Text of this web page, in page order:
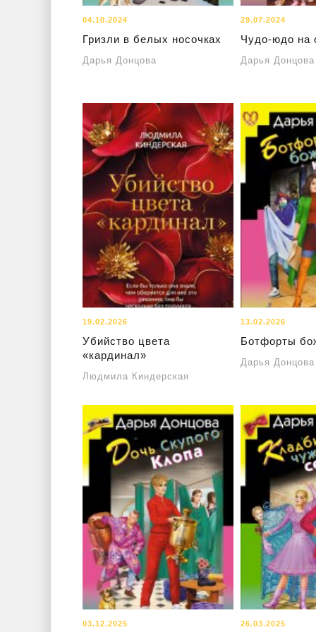
04.10.2024
Гризли в белых носочках
Дарья Донцова
29.07.2024
Чудо-юдо на
Дарья Донцова
19.02.2026
Убийство цвета
«кардинал»
Людмила Киндерская
13.02.2026
Ботфорты
Дарья Донцова
03.12.2025 26.03.2025